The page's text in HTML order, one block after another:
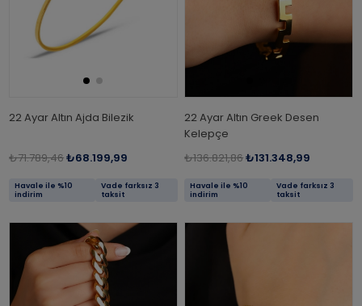
22 Ayar Altın Ajda Bilezik
₺71.789,46₺68.199,99
Havale ile %10
indirim
Vade farksız 3
taksit
22 Ayar Altın Greek Desen
Kelepçe
₺136.821,86₺131.348,99
Havale ile %10
indirim
Vade farksız 3
taksit